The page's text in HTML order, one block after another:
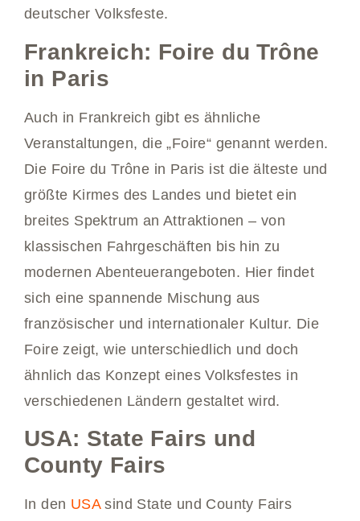
deutscher Volksfeste.
Frankreich: Foire du Trône
in Paris
Auch in Frankreich gibt es ähnliche
Veranstaltungen, die „Foire“ genannt werden.
Die Foire du Trône in Paris ist die älteste und
größte Kirmes des Landes und bietet ein
breites Spektrum an Attraktionen – von
klassischen Fahrgeschäften bis hin zu
modernen Abenteuerangeboten. Hier findet
sich eine spannende Mischung aus
französischer und internationaler Kultur. Die
Foire zeigt, wie unterschiedlich und doch
ähnlich das Konzept eines Volksfestes in
verschiedenen Ländern gestaltet wird.
USA: State Fairs und
County Fairs
In den USAsind State und County Fairs